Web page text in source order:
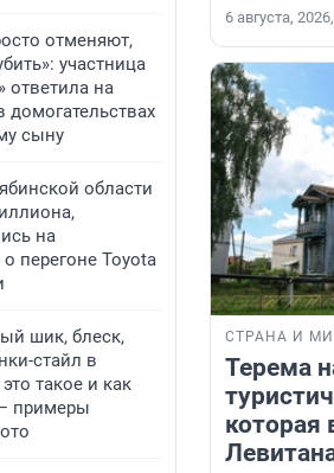
отменяют,
участница
ответила на
домогательствах
сыну
области
на
перегоне Toyota
шик, блеск,
стайл в
такое и как
примеры
6 августа,
СТРАНА И
Терема
которая